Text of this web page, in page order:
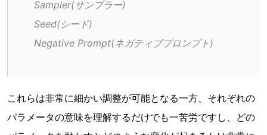
Sampler(サンプラー)
Seed(シード)
Negative Prompt(ネガティブプロンプト)
これらは非常に細かい調整が可能となる一方、それぞれの
パラメータの意味を理解するだけでも一苦労ですし、どの